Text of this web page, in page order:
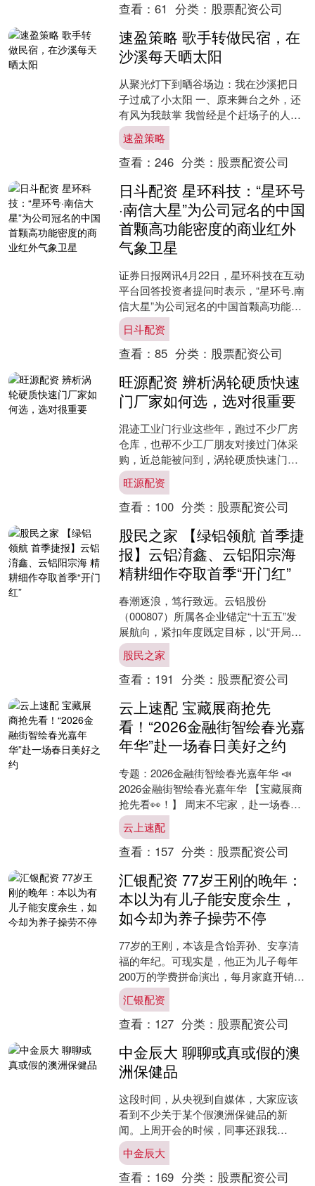
查看： 61 分类： 股票配资公司
速盈策略 歌手转做民宿，在
沙溪每天晒太阳
从聚光灯下到晒谷场边：我在沙溪把日
子过成了小太阳 一、原来舞台之外，还
有风为我鼓掌 我曾经是个赶场子的人。
拎着几十斤的演出箱赶高铁，在后台对
着冷掉的盒饭吊嗓子....
速盈策略
查看： 246 分类： 股票配资公司
日斗配资 星环科技：“星环号
·南信大星”为公司冠名的中国
首颗高功能密度的商业红外
气象卫星
证券日报网讯4月22日，星环科技在互动
平台回答投资者提问时表示，“星环号.南
信大星”为公司冠名的中国首颗高功能密
度的商业红外气象卫星，公司不直接运
营商业航天业务....
日斗配资
查看： 85 分类： 股票配资公司
旺源配资 辨析涡轮硬质快速
门厂家如何选，选对很重要
混迹工业门行业这些年，跑过不少厂房
仓库，也帮不少工厂朋友对接过门体采
购，近总能被问到，涡轮硬质快速门供
应厂家哪家可靠，涡轮硬质快速门厂家
如何选，涡轮硬质快速门制....
旺源配资
查看： 100 分类： 股票配资公司
股民之家 【绿铝领航 首季捷
报】云铝淯鑫、云铝阳宗海
精耕细作夺取首季“开门红”
春潮逐浪，笃行致远。云铝股份
（000807）所属各企业锚定“十五五”发
展航向，紧扣年度既定目标，以“开局即
冲刺、起步即决战”的昂扬姿态，全力打
响首季“开门红”攻....
股民之家
查看： 191 分类： 股票配资公司
云上速配 宝藏展商抢先
看！“2026金融街智绘春光嘉
年华”赴一场春日美好之约
专题：2026金融街智绘春光嘉年华 📣
2026金融街智绘春光嘉年华 【宝藏展商
抢先看👀！】 周末不宅家，赴一场春日
美好之约🌺 📍北京市西城区金城坊街区
域 ⏰4/....
云上速配
查看： 157 分类： 股票配资公司
汇银配资 77岁王刚的晚年：
本以为有儿子能安度余生，
如今却为养子操劳不停
77岁的王刚，本该是含饴弄孙、安享清
福的年纪。可现实是，他正为儿子每年
200万的学费拼命演出，每月家庭开销轻
松过百万。这位昔日的“和珅”专业户，如
今成了全家最拼....
汇银配资
查看： 127 分类： 股票配资公司
中金辰大 聊聊或真或假的澳
洲保健品
这段时间，从央视到自媒体，大家应该
看到不少关于某个假澳洲保健品的新
闻。上周开会的时候，同事还跟我
说：“之前这个牌子也联系过我们，想合
作团购，但我直接给拒了，还好....
中金辰大
查看： 169 分类： 股票配资公司